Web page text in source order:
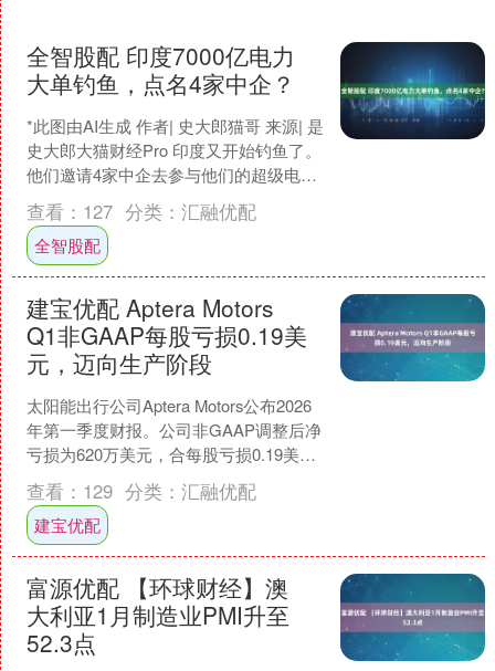
全智股配 印度7000亿电力
大单钓鱼，点名4家中企？
*此图由AI生成 作者| 史大郎猫哥 来源| 是
史大郎大猫财经Pro 印度又开始钓鱼了。
他们邀请4家中企去参与他们的超级电力
项目，结果几百万网友留言，不要
去，....
查看： 127 分类： 汇融优配
全智股配
建宝优配 Aptera Motors
Q1非GAAP每股亏损0.19美
元，迈向生产阶段
太阳能出行公司Aptera Motors公布2026
年第一季度财报。公司非GAAP调整后净
亏损为620万美元，合每股亏损0.19美
元，略优于上年同期的每股亏损0....
查看： 129 分类： 汇融优配
建宝优配
富源优配 【环球财经】澳
大利亚1月制造业PMI升至
52.3点